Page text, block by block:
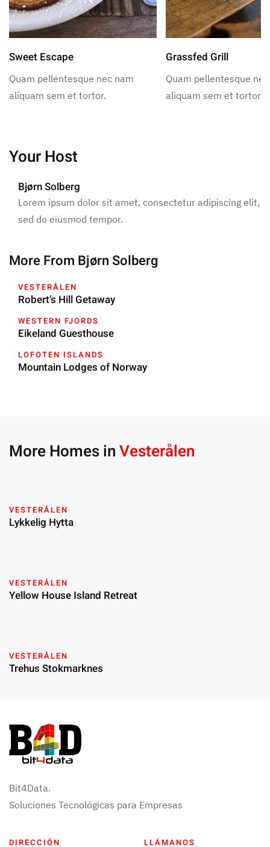
Sweet Escape
Quam pellentesque nec nam
aliquam sem et tortor.
Grassfed Grill
Quam pellentesque
aliquam sem et tortor.
Your Host
Bjørn Solberg
Lorem ipsum dolor sit amet, consectetur adipiscing elit,
sed do eiusmod tempor.
More From Bjørn Solberg
VESTERÅLEN
Robert’s Hill Getaway
WESTERN FJORDS
Eikeland Guesthouse
LOFOTEN ISLANDS
Mountain Lodges of Norway
More Homes inVesterålen
VESTERÅLEN
Lykkelig Hytta
VESTERÅLEN
Yellow House Island Retreat
VESTERÅLEN
Trehus Stokmarknes
Bit4Data.
Soluciones Tecnológicas para Empresas
DIRECCIÓN LLÁMANOS